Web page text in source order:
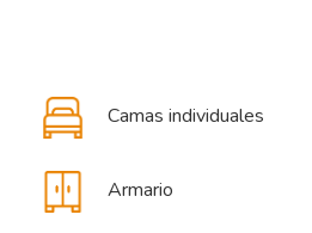
Camas individuales
Armario